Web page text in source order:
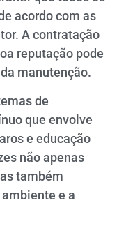
acordo com as
A contratação
reputação pode
manutenção.
de
que envolve
e educação
não apenas
também
e a